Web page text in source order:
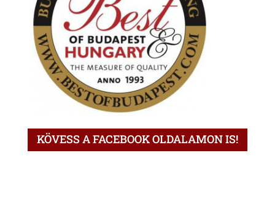
KÖVESS A FACEBOOK OLDALAMON IS!